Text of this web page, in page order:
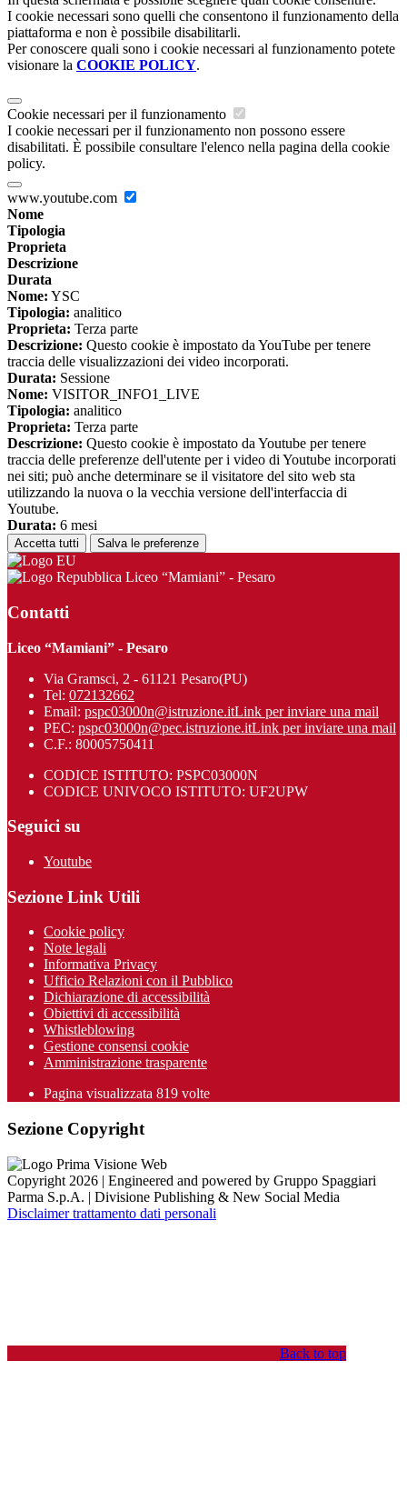
I cookie necessari sono quelli che consentono il funzionamento della
piattaforma e non è possibile disabilitarli.
Per conoscere quali sono i cookie necessari al funzionamento potete
visionare la COOKIE POLICY.
Cookie necessari per il funzionamento
I cookie necessari per il funzionamento non possono essere
disabilitati. È possibile consultare l'elenco nella pagina della cookie
policy.
www.youtube.com
Nome
Tipologia
Proprieta
Descrizione
Durata
Nome: YSC
Tipologia: analitico
Proprieta: Terza parte
Descrizione: Questo cookie è impostato da YouTube per tenere
traccia delle visualizzazioni dei video incorporati.
Durata: Sessione
Nome: VISITOR_INFO1_LIVE
Tipologia: analitico
Proprieta: Terza parte
Descrizione: Questo cookie è impostato da Youtube per tenere
traccia delle preferenze dell'utente per i video di Youtube incorporati
nei siti; può anche determinare se il visitatore del sito web sta
utilizzando la nuova o la vecchia versione dell'interfaccia di
Youtube.
Durata: 6 mesi
Accetta tutti Salva le preferenze
Liceo “Mamiani” - Pesaro
Contatti
Liceo “Mamiani” - Pesaro
Via Gramsci, 2 - 61121 Pesaro(PU)
Tel: 072132662
Email: pspc03000n@istruzione.itLink per inviare una mail
PEC: pspc03000n@pec.istruzione.itLink per inviare una mail
C.F.: 80005750411
CODICE ISTITUTO: PSPC03000N
CODICE UNIVOCO ISTITUTO: UF2UPW
Seguici su
Youtube
Sezione Link Utili
Cookie policy
Note legali
Informativa Privacy
Ufficio Relazioni con il Pubblico
Dichiarazione di accessibilità
Obiettivi di accessibilità
Whistleblowing
Gestione consensi cookie
Amministrazione trasparente
Pagina visualizzata 819 volte
Sezione Copyright
Copyright 2026 | Engineered and powered by Gruppo Spaggiari
Parma S.p.A. | Divisione Publishing & New Social Media
Disclaimer trattamento dati personali
Back to top